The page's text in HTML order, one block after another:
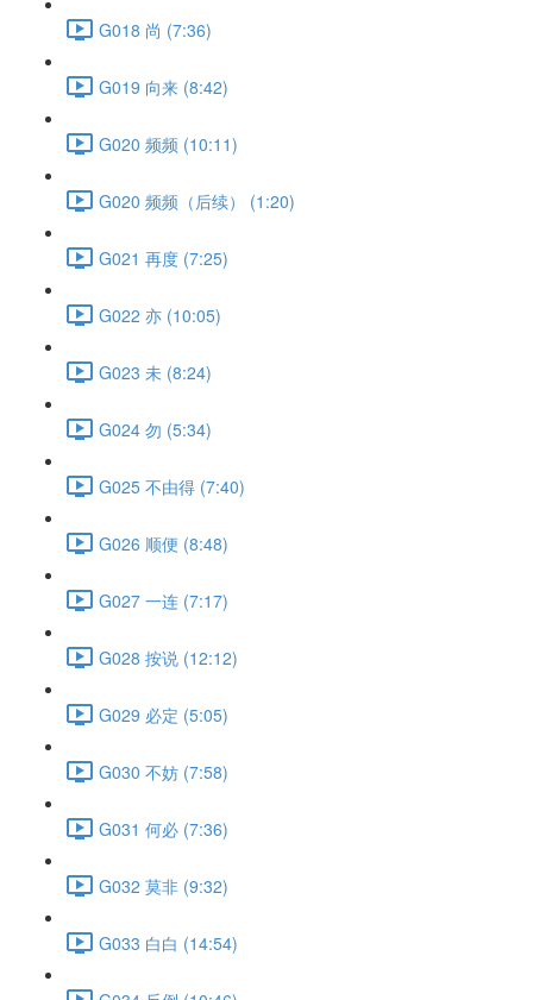
G018 尚 (7:36)
G019 向来 (8:42)
G020 频频 (10:11)
G020 频频（后续） (1:20)
G021 再度 (7:25)
G022 亦 (10:05)
G023 未 (8:24)
G024 勿 (5:34)
G025 不由得 (7:40)
G026 顺便 (8:48)
G027 一连 (7:17)
G028 按说 (12:12)
G029 必定 (5:05)
G030 不妨 (7:58)
G031 何必 (7:36)
G032 莫非 (9:32)
G033 白白 (14:54)